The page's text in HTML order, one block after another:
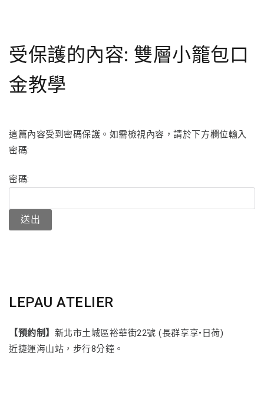
受保護的內容: 雙層小籠包口
金教學
這篇內容受到密碼保護。如需檢視內容，請於下方欄位輸入
密碼:
密碼:
LEPAU ATELIER
【預約制】 新北市土城區裕華街22號 (長群享享•日荷)
近捷運海山站，步行8分鐘。